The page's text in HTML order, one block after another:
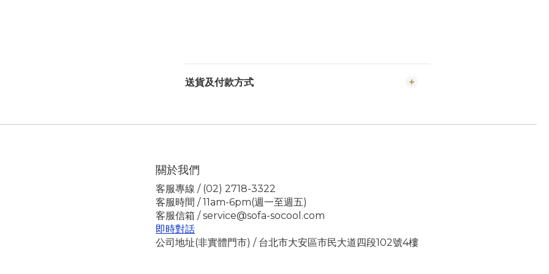
送貨及付款方式
關於我們
客服專線 / (02) 2718-3322
客服時間 / 11am-6pm(週一至週五)
客服信箱 / service@sofa-socool.com
即時對話
公司地址(非實體門市) / 台北市大安區市民大道四段102號4樓